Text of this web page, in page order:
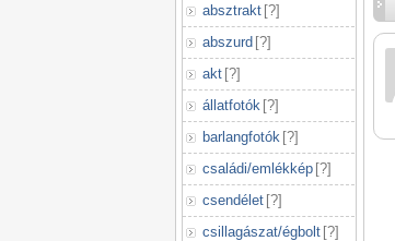
absztrakt [?]
abszurd [?]
akt [?]
állatfotók [?]
barlangfotók [?]
családi/emlékkép [?]
csendélet [?]
csillagászat/égbolt [?]